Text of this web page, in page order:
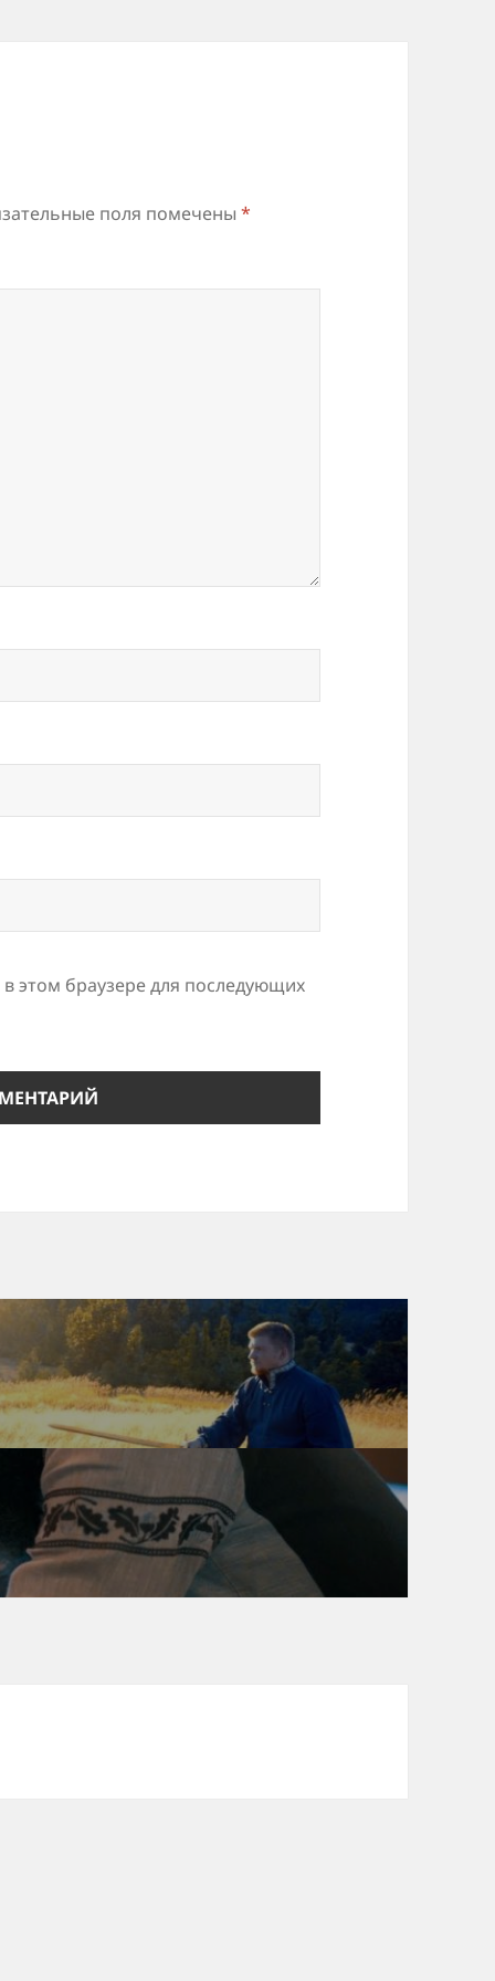
поля помечены*
этом браузере для последующих